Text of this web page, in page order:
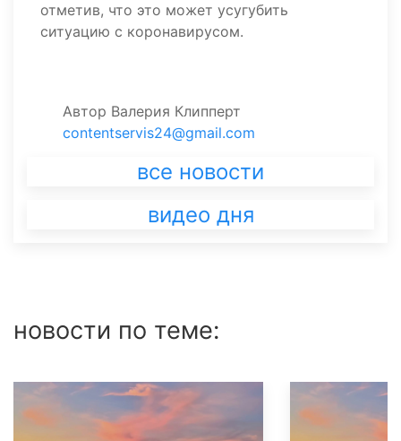
отметив, что это может усугубить
ситуацию с коронавирусом.
Автор Валерия Клипперт
contentservis24@gmail.com
все новости
видео дня
новости по теме: